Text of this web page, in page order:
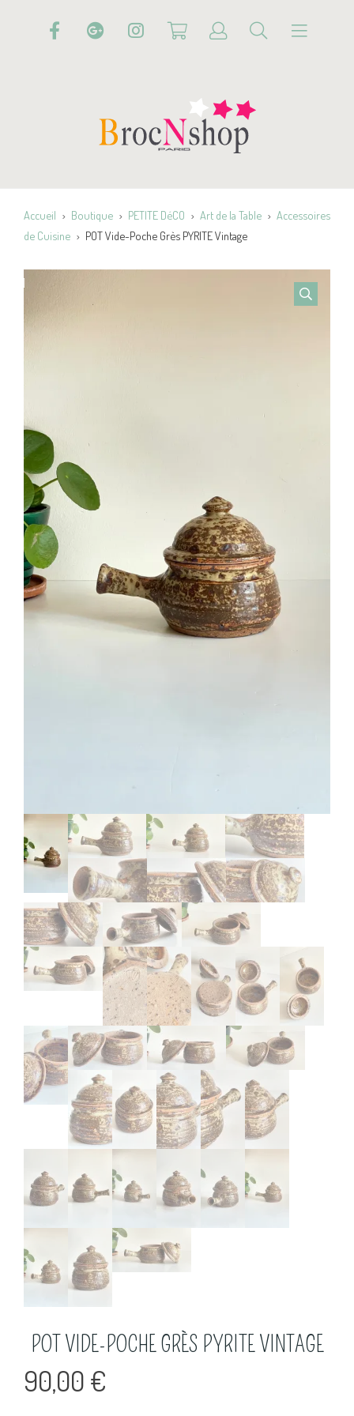
Accueil Boutique PETITE DéCO Art de la Table
Accessoires
de Cuisine
POT Vide-Poche Grès PYRITE Vintage
POT VIDE-POCHE GRÈS PYRITE VINTAGE
90,00 €